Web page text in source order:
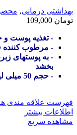
بهداشتی درمانی,
تومان
- تغذیه پوست
- مرطوب کننده
- به پوستهای
بخشد
- حجم 50 میلی لیتر
فهرست علاقه مندی
اطلاعات بیشتر
مشاهده سریع